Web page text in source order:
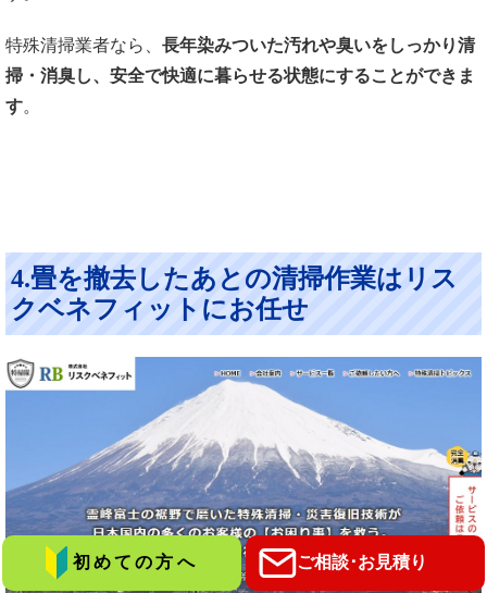
ご相談･お見積り
特殊清掃業者なら、 長年染みついた汚れや臭いをしっかり清
掃・消臭し、安全で快適に暮らせる状態にすることができま
す。
4.畳を撤去したあとの清掃作業はリス
クベネフィットにお任せ
初めての方へ